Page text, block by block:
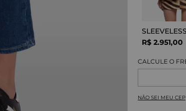
R$ 2.951,00
NÃO SEI MEU CEP